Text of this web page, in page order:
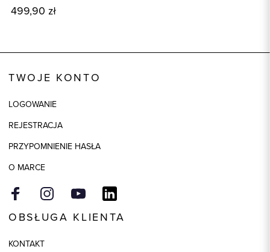
499,90 zł
TWOJE KONTO
LOGOWANIE
REJESTRACJA
PRZYPOMNIENIE HASŁA
O MARCE
OBSŁUGA KLIENTA
KONTAKT